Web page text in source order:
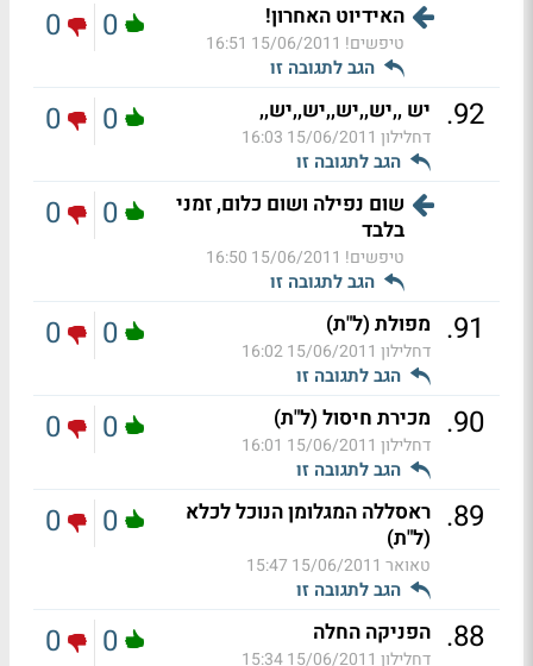
האידיוט האחרון!
טיפשים! 15/06/2011 16:51
הגב לתגובה זו
0
0
92
. יש ,,יש,,יש,,יש,,יש,,
דחלילון 15/06/2011 16:03
הגב לתגובה זו
0
0
שום נפילה ושום כלום, זמני
בלבד
טיפשים! 15/06/2011 16:50
הגב לתגובה זו
0
0
91
. מפולת (ל"ת)
דחלילון 15/06/2011 16:02
הגב לתגובה זו
0
0
90
. מכירת חיסול (ל"ת)
דחלילון 15/06/2011 16:01
הגב לתגובה זו
0
0
89
. ראסללה המגלומן הנוכל לכלא
(ל"ת)
טאואר 15/06/2011 15:47
הגב לתגובה זו
0
0
88
. הפניקה החלה
דחלילון 15/06/2011 15:34
0
0